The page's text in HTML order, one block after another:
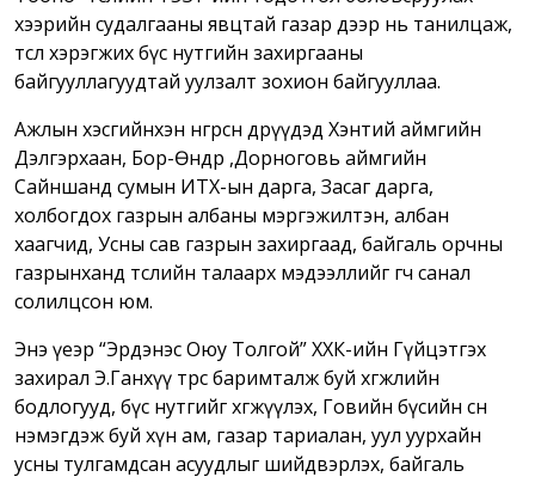
хээрийн судалгааны явцтай газар дээр нь танилцаж,
төсөл хэрэгжих бүс нутгийн захиргааны
байгууллагуудтай уулзалт зохион байгууллаа.
Ажлын хэсгийнхэн өнгөрсөн өдрүүдэд Хэнтий аймгийн
Дэлгэрхаан, Бор-Өндөр ,Дорноговь аймгийн
Сайншанд сумын ИТХ-ын дарга, Засаг дарга,
холбогдох газрын албаны мэргэжилтэн, албан
хаагчид, Усны сав газрын захиргаад, байгаль орчны
газрынханд төслийн талаарх мэдээллийг өгч санал
солилцсон юм.
Энэ үеэр “Эрдэнэс Оюу Толгой” ХХК-ийн Гүйцэтгэх
захирал Э.Ганхүү төрөөс баримталж буй хөгжлийн
бодлогууд, бүс нутгийг хөгжүүлэх, Говийн бүсийн өсөн
нэмэгдэж буй хүн ам, газар тариалан, уул уурхайн
усны тулгамдсан асуудлыг шийдвэрлэх, байгаль